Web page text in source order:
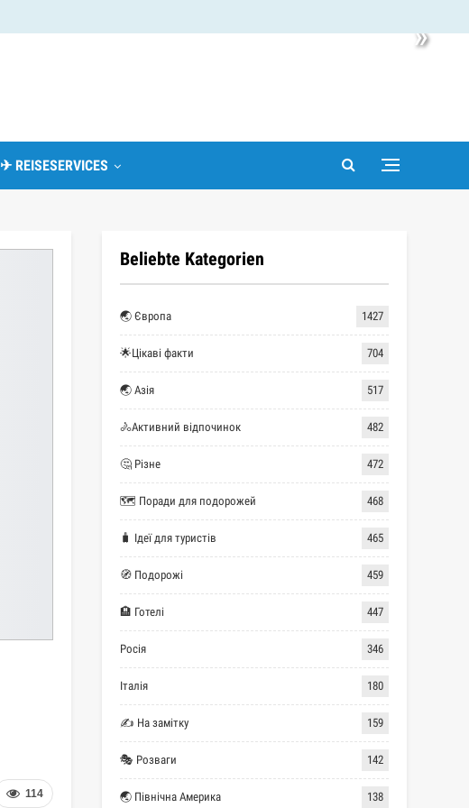
»
✈ REISESERVICES
114
Beliebte Kategorien
🌏 Європа 1427
🌟Цікаві факти 704
🌏 Азія 517
🚴Активний відпочинок 482
🤔 Різне 472
🗺 Поради для подорожей 468
🧳 Ідеї для туристів 465
🧭 Подорожі 459
🏨 Готелі 447
Росія 346
Італія 180
✍ На замітку 159
🎭 Розваги 142
🌏 Північна Америка 138